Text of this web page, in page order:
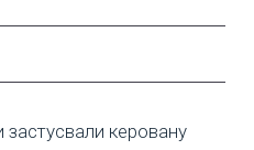
застусвали керовану